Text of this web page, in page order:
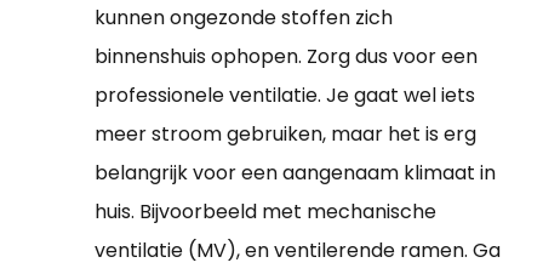
kunnen ongezonde stoffen zich
binnenshuis ophopen. Zorg dus voor een
professionele ventilatie. Je gaat wel iets
meer stroom gebruiken, maar het is erg
belangrijk voor een aangenaam klimaat in
huis. Bijvoorbeeld met mechanische
ventilatie (MV), en ventilerende ramen. Ga